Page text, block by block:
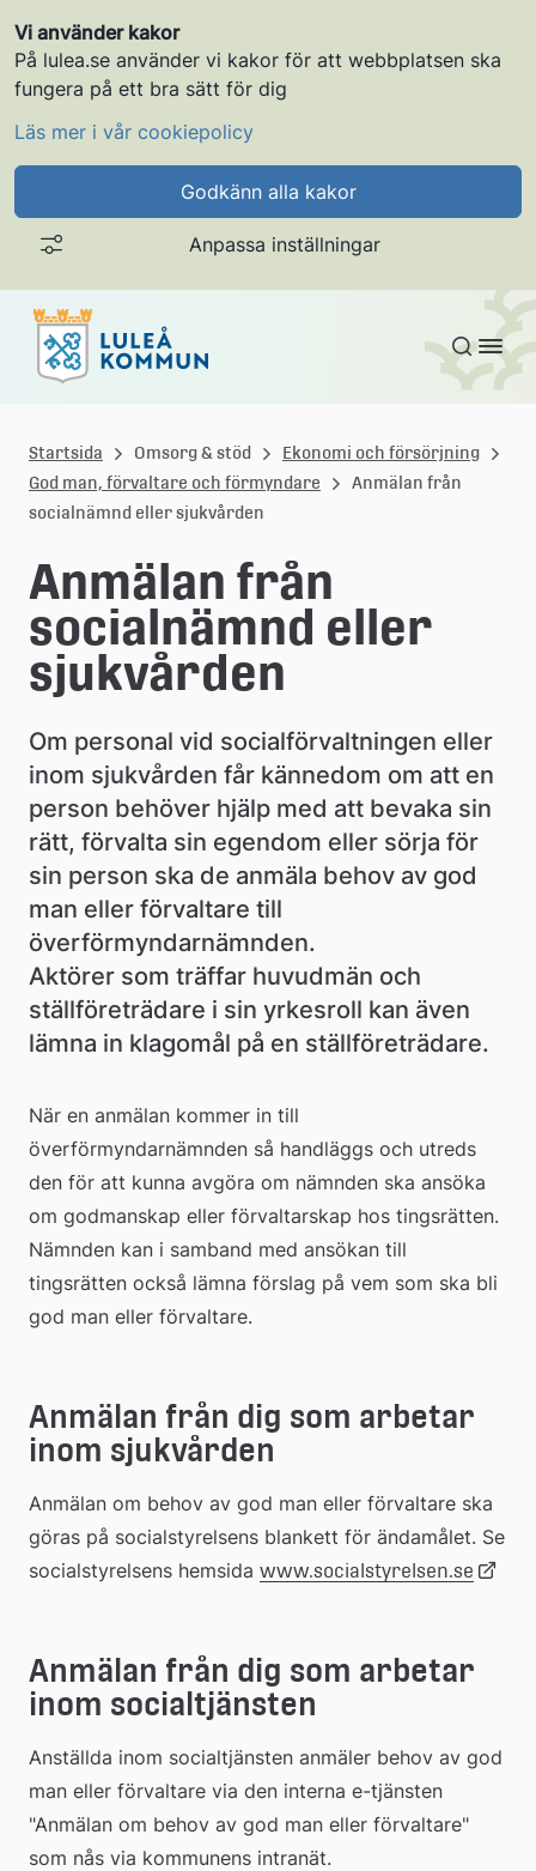
Vi använder kakor
På lulea.se använder vi kakor för att webbplatsen ska
fungera på ett bra sätt för dig
Läs mer i vår cookiepolicy
Godkänn alla kakor
Anpassa inställningar
Gå till innehållet
u
l
e
å
k
o
m
m
u
n
Startsida Omsorg & stöd
Ekonomi och försörjning
God man, förvaltare och förmyndare
Anmälan från
socialnämnd eller sjukvården
Anmälan från
socialnämnd eller
sjukvården
Om personal vid socialförvaltningen eller
inom sjukvården får kännedom om att en
person behöver hjälp med att bevaka sin
rätt, förvalta sin egendom eller sörja för
sin person ska de anmäla behov av god
man eller förvaltare till
överförmyndarnämnden.
Aktörer som träffar huvudmän och
ställföreträdare i sin yrkesroll kan även
lämna in klagomål på en ställföreträdare.
När en anmälan kommer in till
överförmyndarnämnden så handläggs och utreds
den för att kunna avgöra om nämnden ska ansöka
om godmanskap eller förvaltarskap hos tingsrätten.
Nämnden kan i samband med ansökan till
tingsrätten också lämna förslag på vem som ska bli
god man eller förvaltare.
Anmälan från dig som arbetar
inom sjukvården
Anmälan om behov av god man eller förvaltare ska
göras på socialstyrelsens blankett för ändamålet. Se
socialstyrelsens hemsida www.socialstyrelsen.se Länk
Anmälan från dig som arbetar
inom socialtjänsten
Anställda inom socialtjänsten anmäler behov av god
man eller förvaltare via den interna e-tjänsten
"Anmälan om behov av god man eller förvaltare"
som nås via kommunens intranät.